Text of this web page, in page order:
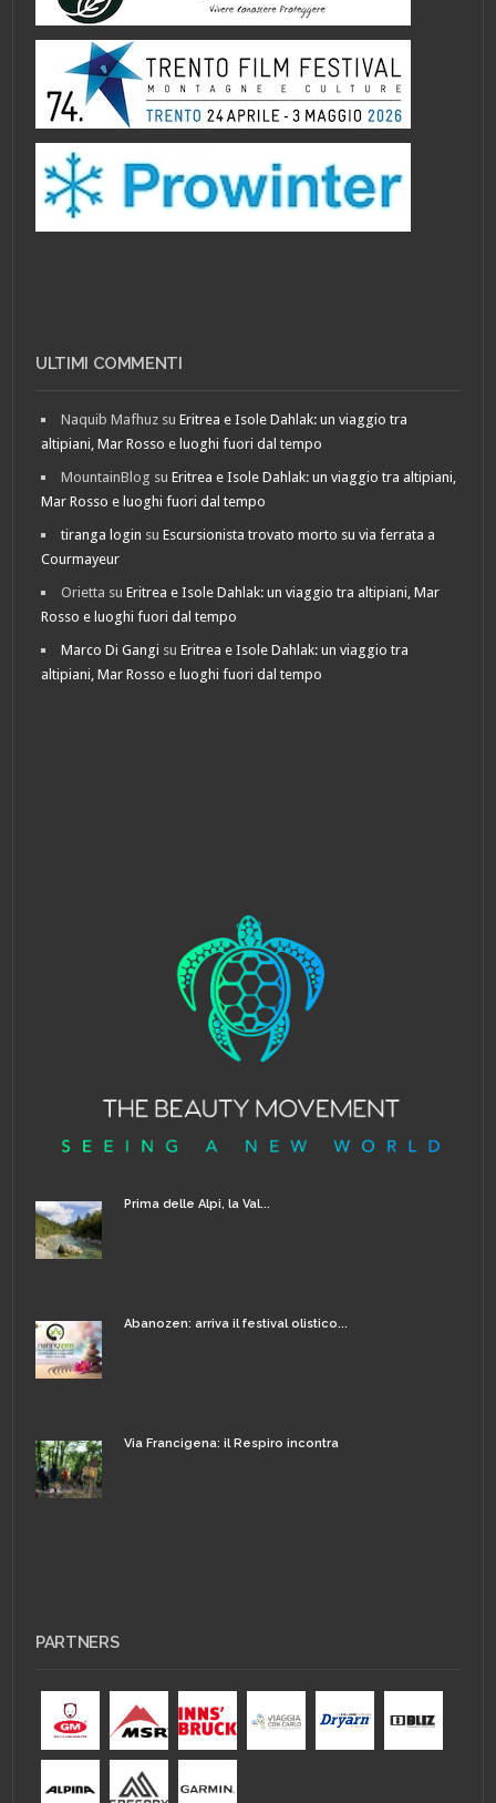
ULTIMI COMMENTI
Naquib Mafhuz suEritrea e Isole Dahlak: un viaggio tra
altipiani, Mar Rosso e luoghi fuori dal tempo
MountainBlog suEritrea e Isole Dahlak: un viaggio tra altipiani,
Mar Rosso e luoghi fuori dal tempo
tiranga login suEscursionista trovato morto su via ferrata a
Courmayeur
Orietta suEritrea e Isole Dahlak: un viaggio tra altipiani, Mar
Rosso e luoghi fuori dal tempo
Marco Di Gangi suEritrea e Isole Dahlak: un viaggio tra
altipiani, Mar Rosso e luoghi fuori dal tempo
Prima delle Alpi, la Val...
Abanozen: arriva il festival olistico...
Via Francigena: il Respiro incontra
PARTNERS